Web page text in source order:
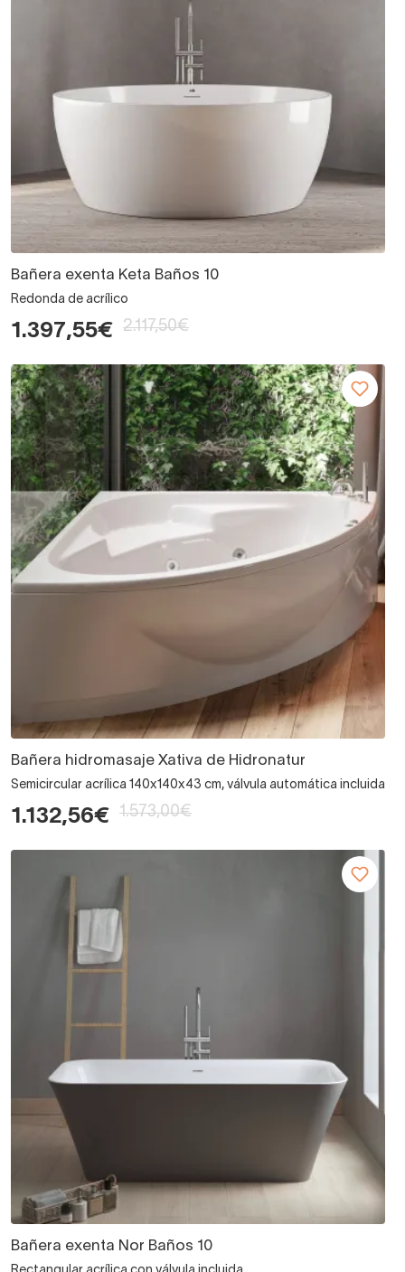
Bañera exenta Keta Baños 10
Redonda de acrílico
1.397,55€ 2.117,50€
Bañera hidromasaje Xativa de Hidronatur
Semicircular acrílica 140x140x43 cm, válvula automática incluida
1.132,56€ 1.573,00€
Bañera exenta Nor Baños 10